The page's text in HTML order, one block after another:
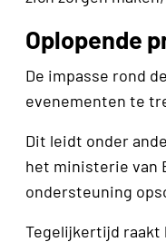
Oplopende
De impasse rond
evenementen te
Dit leidt onder
het ministerie van
ondersteuning
Tegelijkertijd